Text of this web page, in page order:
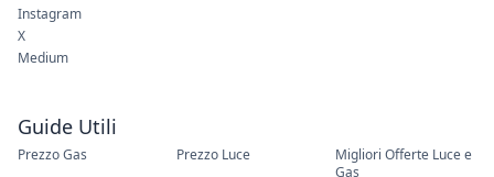
Guide Utili
Prezzo Gas Prezzo Luce
Migliori Offerte Luce e
Gas
Instagram
X
Medium